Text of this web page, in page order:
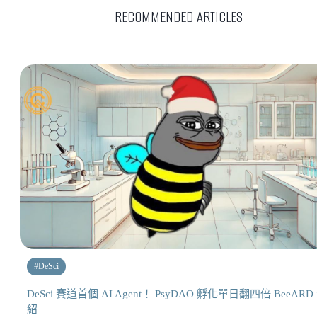
RECOMMENDED ARTICLES
#DeSci
DeSci 賽道首個 AI Agent！ PsyDAO 孵化單日翻四倍 BeeARD
紹